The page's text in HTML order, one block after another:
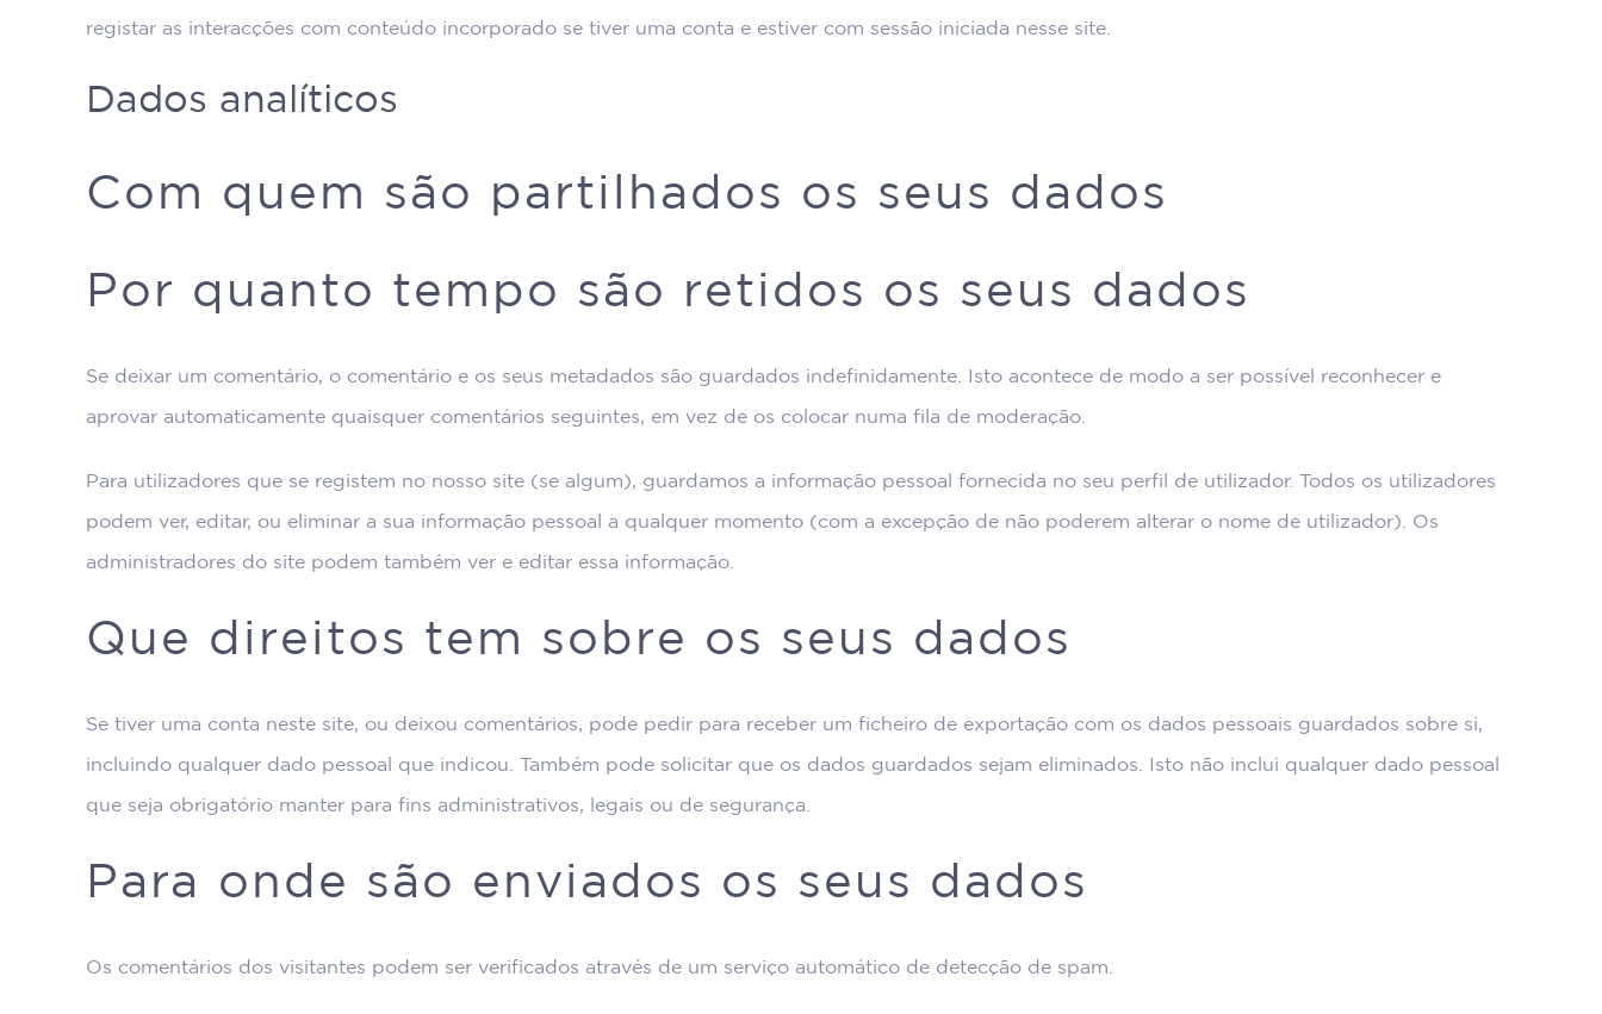
registar as interacções com conteúdo incorporado se tiver uma conta e estiver com sessão iniciada nesse site.
Dados analíticos
Com quem são partilhados os seus dados
Por quanto tempo são retidos os seus dados
Se deixar um comentário, o comentário e os seus metadados são guardados indefinidamente. Isto acontece de modo a ser possível reconhecer e
aprovar automaticamente quaisquer comentários seguintes, em vez de os colocar numa fila de moderação.
Para utilizadores que se registem no nosso site (se algum), guardamos a informação pessoal fornecida no seu perfil de utilizador. Todos os utilizadores
podem ver, editar, ou eliminar a sua informação pessoal a qualquer momento (com a excepção de não poderem alterar o nome de utilizador). Os
administradores do site podem também ver e editar essa informação.
Que direitos tem sobre os seus dados
Se tiver uma conta neste site, ou deixou comentários, pode pedir para receber um ficheiro de exportação com os dados pessoais guardados sobre si,
incluindo qualquer dado pessoal que indicou. Também pode solicitar que os dados guardados sejam eliminados. Isto não inclui qualquer dado pessoal
que seja obrigatório manter para fins administrativos, legais ou de segurança.
Para onde são enviados os seus dados
Os comentários dos visitantes podem ser verificados através de um serviço automático de detecção de spam.